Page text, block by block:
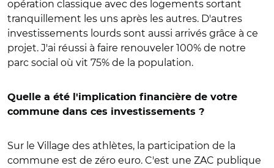
opération classique avec des logements sortant
tranquillement les uns après les autres. D'autres
investissements lourds sont aussi arrivés grâce à ce
projet. J'ai réussi à faire renouveler 100% de notre
parc social où vit 75% de la population.
Quelle a été l'implication financière de votre
commune dans ces investissements ?
Sur le Village des athlètes, la participation de la
commune est de zéro euro. C'est une ZAC publique